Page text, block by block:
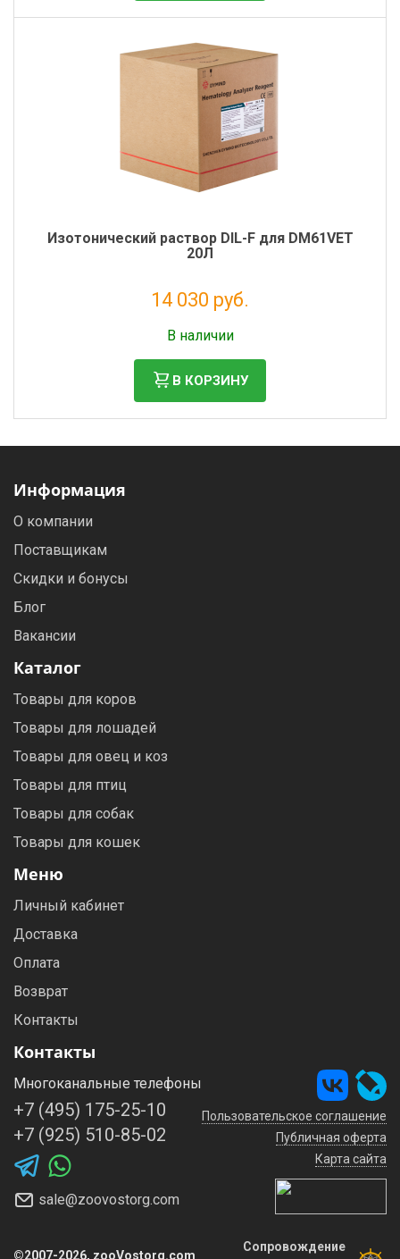
Изотонический раствор DIL-F для DM61VET
20Л
14 030 руб.
В наличии
В КОРЗИНУ
Информация
О компании
Поставщикам
Скидки и бонусы
Блог
Вакансии
Каталог
Товары для коров
Товары для лошадей
Товары для овец и коз
Товары для птиц
Товары для собак
Товары для кошек
Меню
Личный кабинет
Доставка
Оплата
Возврат
Контакты
Контакты
Многоканальные телефоны
+7 (495) 175-25-10
+7 (925) 510-85-02
sale@zoovostorg.com
Пользовательское соглашение
Публичная оферта
Карта сайта
©2007-2026, zooVostorg.com
Сопровождение